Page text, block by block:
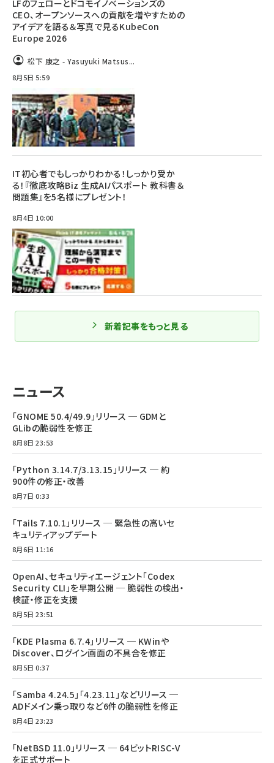
LFのフェローとドコモイノベーションズの
CEO、オープンソースへの貢献を増やすための
アイデアを語る＆写真で見るKubeCon
Europe 2026
松下 康之 - Yasuyuki Matsus...
8月5日 5:59
IT初心者でもしっかりわかる！しっかり受か
る！『徹底攻略Biz 生成AIパスポート 教科書＆
問題集』を5名様にプレゼント！
8月4日 10:00
新着記事をもっと見る
ニュース
「GNOME 50.4/49.9」リリース ─ GDMと
GLibの脆弱性を修正
8月8日 23:53
「Python 3.14.7/3.13.15」リリース ─ 約
900件の修正・改善
8月7日 0:33
「Tails 7.10.1」リリース ─ 緊急性の高いセ
キュリティアップデート
8月6日 11:16
OpenAI、セキュリティエージェント「Codex
Security CLI」を早期公開 ─ 脆弱性の検出・
検証・修正を支援
8月5日 23:51
「KDE Plasma 6.7.4」リリース ─ KWinや
Discover、ログイン画面の不具合を修正
8月5日 0:37
「Samba 4.24.5」「4.23.11」などリリース ─
ADドメイン乗っ取りなど6件の脆弱性を修正
8月4日 23:23
「NetBSD 11.0」リリース ─ 64ビットRISC-V
を正式サポート